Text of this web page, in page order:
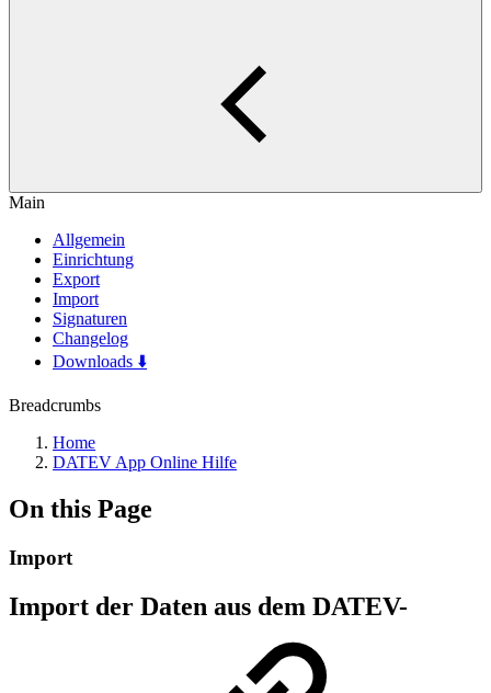
Main
Allgemein
Einrichtung
Export
Import
Signaturen
Changelog
Downloads ⬇️
Breadcrumbs
Home
DATEV App Online Hilfe
On this Page
Import
Import der Daten aus dem DATEV-